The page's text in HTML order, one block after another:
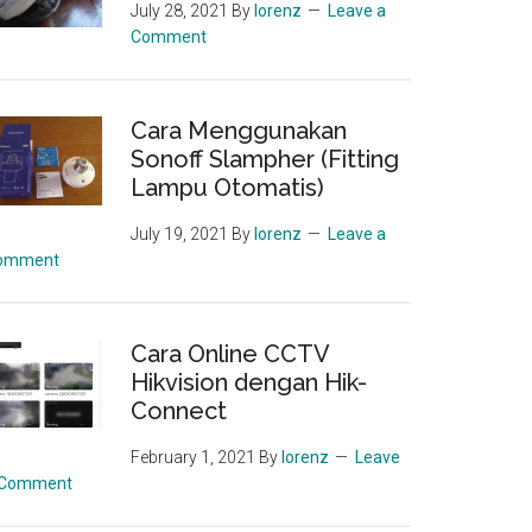
July 28, 2021 By lorenz
Leave a
Comment
Cara Menggunakan
Sonoff Slampher (Fitting
Lampu Otomatis)
July 19, 2021 By lorenz
Leave a
Cara Online CCTV
Hikvision dengan Hik-
Connect
February 1, 2021 By lorenz
Leave